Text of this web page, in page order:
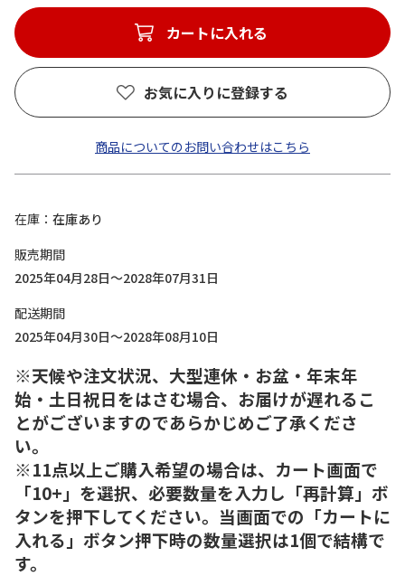
カートに入れる
お気に入りに登録する
商品についてのお問い合わせはこちら
在庫
在庫あり
販売期間
2025年04月28日～2028年07月31日
配送期間
2025年04月30日～2028年08月10日
※天候や注文状況、大型連休・お盆・年末年
始・土日祝日をはさむ場合、お届けが遅れるこ
とがございますのであらかじめご了承くださ
い。
※11点以上ご購入希望の場合は、カート画面で
「10+」を選択、必要数量を入力し「再計算」ボ
タンを押下してください。当画面での「カートに
入れる」ボタン押下時の数量選択は1個で結構で
す。